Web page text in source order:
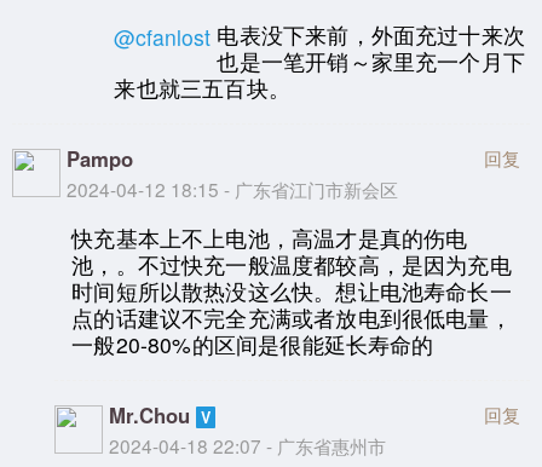
@cfanlost 电表没下来前，外面充过十来次
也是一笔开销～家里充一个月下
来也就三五百块。
Pampo
2024-04-12 18:15 - 广东省江门市新会区
回复
快充基本上不上电池，高温才是真的伤电
池，。不过快充一般温度都较高，是因为充电
时间短所以散热没这么快。想让电池寿命长一
点的话建议不完全充满或者放电到很低电量，
一般20-80%的区间是很能延长寿命的
Mr.Chou
2024-04-18 22:07 - 广东省惠州市
回复